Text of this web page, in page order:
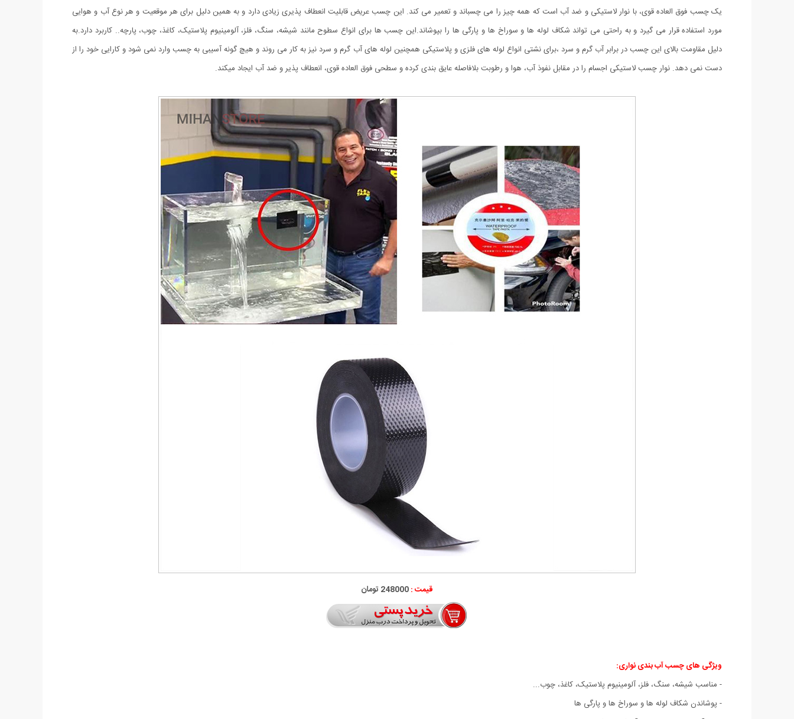
یک چسب فوق العاده قوی، با نوار لاستیکی و ضد آب است که همه چیز را می چسباند و تعمیر می کند. این چسب عریض قابلیت انعطاف پذیری زیادی دارد و به همین دلیل برای هر موقعیت و هر نوع آب و هوایی
مورد استفاده قرار می گیرد و به راحتی می تواند شکاف لوله ها و سوراخ ها و پارگی ها را بپوشاند.این چسب ها برای انواع سطوح مانند شیشه، سنگ، فلز، آلومینیوم پلاستیک، کاغذ، چوب، پارچه.. کاربرد دارد.به
دلیل مقاومت بالای این چسب در برابر آب گرم و سرد ،برای نشتی انواع لوله های فلزی و پلاستیکی همچنین لوله های آب گرم و سرد نیز به کار می روند و هیچ گونه آسیبی به چسب وارد نمی شود و کارایی خود را از
دست نمی دهد. نوار چسب لاستیکی اجسام را در مقابل نفوذ آب، هوا و رطوبت بلافاصله عایق بندی کرده و سطحی فوق العاده قوی، انعطاف پذیر و ضد آب ایجاد میکند.
قیمت :248000 تومان
ویژگی های چسب آب بندی نواری:
- مناسب شیشه، سنگ، فلز، آلومینیوم پلاستیک، کاغذ، چوب...
- پوشاندن شکاف لوله ها و سوراخ ها و پارگی ها